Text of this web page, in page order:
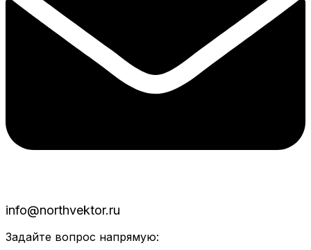
info@northvektor.ru
Задайте вопрос напрямую: